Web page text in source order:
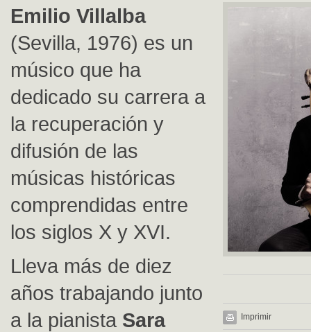
Imprimir
Emilio Villalba
(Sevilla, 1976) es un
músico que ha
dedicado su carrera a
la recuperación y
difusión de las
músicas históricas
comprendidas entre
los siglos X y XVI.
Lleva más de diez
años trabajando junto
a la pianista Sara